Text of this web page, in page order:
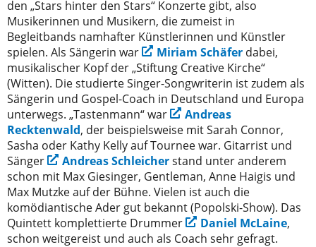
den „Stars hinter den Stars“ Konzerte gibt, also
Musikerinnen und Musikern, die zumeist in
Begleitbands namhafter Künstlerinnen und Künstler
spielen. Als Sängerin war
Miriam Schäferdabei,
musikalischer Kopf der „Stiftung Creative Kirche“
(Witten). Die studierte Singer-Songwriterin ist zudem als
Sängerin und Gospel-Coach in Deutschland und Europa
unterwegs. „Tastenmann“ war
Andreas
Recktenwald, der beispielsweise mit Sarah Connor,
Sasha oder Kathy Kelly auf Tournee war. Gitarrist und
Sänger
Andreas Schleicherstand unter anderem
schon mit Max Giesinger, Gentleman, Anne Haigis und
Max Mutzke auf der Bühne. Vielen ist auch die
komödiantische Ader gut bekannt (Popolski-Show). Das
Quintett komplettierte Drummer
Daniel McLaine,
schon weitgereist und auch als Coach sehr gefragt.